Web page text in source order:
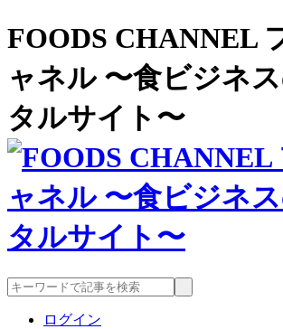
FOODS CHANNEL
ャネル 〜食ビジネ
タルサイト〜
ログイン